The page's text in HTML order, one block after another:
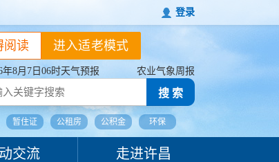
登录
年8月7日06时天气预报 农业气象周报
搜 索
暂住证 公租房 公积金 环保
进入适老模式
阅读
交流 走进许昌